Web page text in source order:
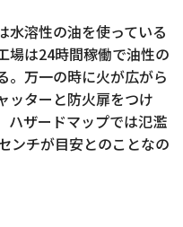
水溶性の油を使っている
場は24時間稼働で油性の
。万一の時に火が広がら
ッターと防火扉をつけ
ハザードマップでは氾濫
ンチが目安とのことなの